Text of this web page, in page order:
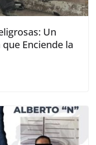
Un
Enciende la